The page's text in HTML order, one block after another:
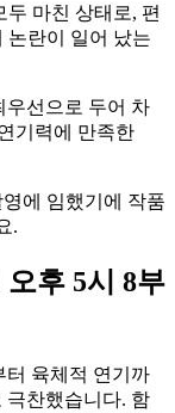
마친 상태로, 편
논란이 일어 났는
우선으로 두어 차
기력에 만족한
에 임했기에 작품
.
후 5시 8부
터 육체적 연기까
극찬했습니다. 함